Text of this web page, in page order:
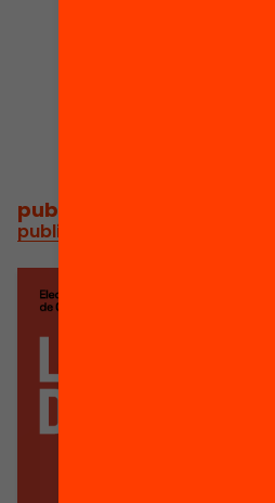
publications and videos
publicacions i vídeos